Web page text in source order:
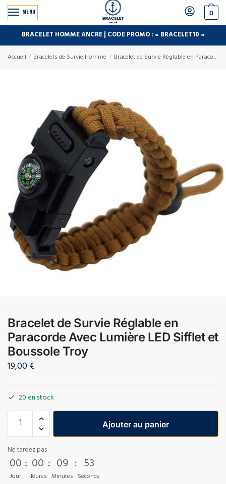
MENU 0
BRACELET HOMME ANCRE | CODE PROMO : « BRACELET10 »
Accueil / Bracelets de Survie Homme / Bracelet de Survie Réglable en Paracorde Avec Lumière LED Sifflet et Boussole Troy
Bracelet de Survie Réglable en
Paracorde Avec Lumière LED Sifflet et
Boussole Troy
19,00€
20 en stock
Ajouter au panier
Ne tardez pas
00
Jour
: 00
Heures
: 09
Minutes
: 52
Seconde